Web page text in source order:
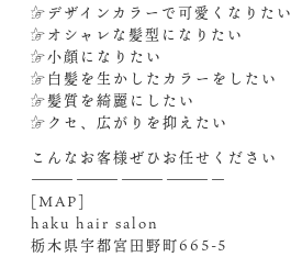
☞デザインカラーで可愛くなりたい
☞オシャレな髪型になりたい
☞小顔になりたい
☞白髪を生かしたカラーをしたい
☞髪質を綺麗にしたい
☞クセ、広がりを抑えたい
こんなお客様ぜひお任せください‍
—————————————
[MAP]
haku hair salon
栃木県宇都宮田野町665-5